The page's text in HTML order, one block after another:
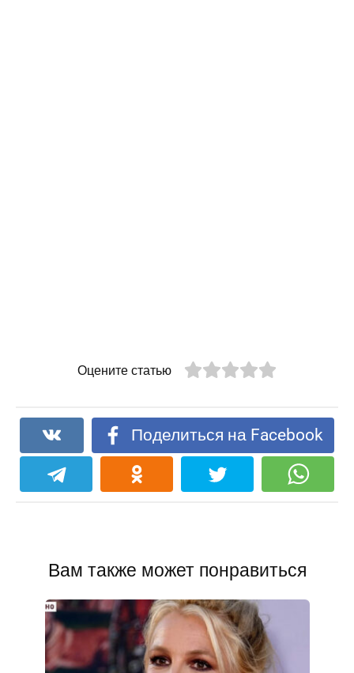
Оцените статью
Поделиться на Facebook
Вам также может понравиться